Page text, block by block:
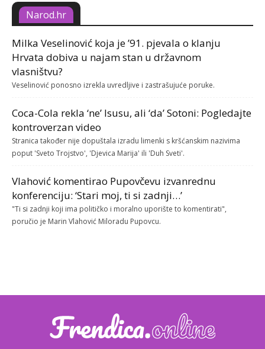
Narod.hr
Milka Veselinović koja je ’91. pjevala o klanju
Hrvata dobiva u najam stan u državnom
vlasništvu?
Veselinović ponosno izrekla uvredljive i zastrašujuće poruke.
Coca-Cola rekla ‘ne’ Isusu, ali ‘da’ Sotoni: Pogledajte
kontroverzan video
Stranica također nije dopuštala izradu limenki s kršćanskim nazivima
poput 'Sveto Trojstvo', 'Djevica Marija' ili 'Duh Sveti'.
Vlahović komentirao Pupovčevu izvanrednu
konferenciju: ‘Stari moj, ti si zadnji…’
"Ti si zadnji koji ima političko i moralno uporište to komentirati",
poručio je Marin Vlahović Miloradu Pupovcu.